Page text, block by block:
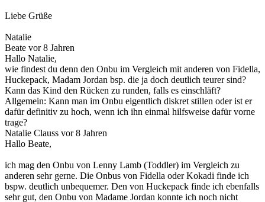
Liebe Grüße
Natalie
Beate vor 8 Jahren
Hallo Natalie,
wie findest du denn den Onbu im Vergleich mit anderen von Fidella,
Huckepack, Madam Jordan bsp. die ja doch deutlich teurer sind?
Kann das Kind den Rücken zu runden, falls es einschläft?
Allgemein: Kann man im Onbu eigentlich diskret stillen oder ist er
dafür definitiv zu hoch, wenn ich ihn einmal hilfsweise dafür vorne
trage?
Natalie Clauss vor 8 Jahren
Hallo Beate,
ich mag den Onbu von Lenny Lamb (Toddler) im Vergleich zu
anderen sehr gerne. Die Onbus von Fidella oder Kokadi finde ich
bspw. deutlich unbequemer. Den von Huckepack finde ich ebenfalls
sehr gut, den Onbu von Madame Jordan konnte ich noch nicht